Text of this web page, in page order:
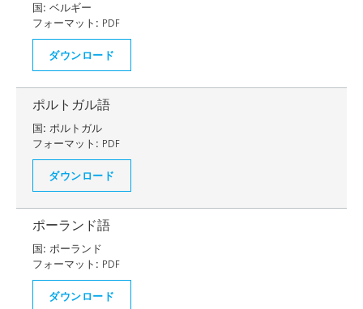
国: ベルギー
フォーマット: PDF
ダウンロード
ポルトガル語
国: ポルトガル
フォーマット: PDF
ダウンロード
ポーランド語
国: ポーランド
フォーマット: PDF
ダウンロード